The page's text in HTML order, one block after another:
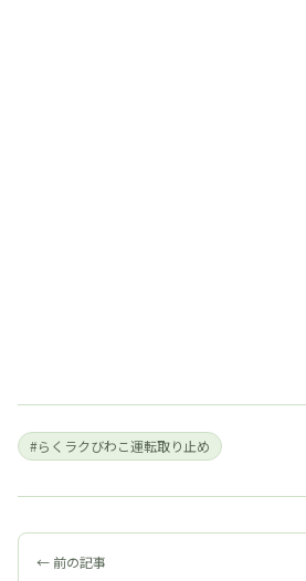
#らくラクびわこ運転取り止め
← 前の記事